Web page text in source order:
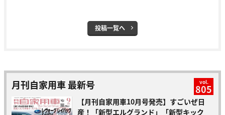
投稿一覧へ
月刊自家用車 最新号 vol.
805
【月刊自家用車10月号発売】すごいぜ日
産！「新型エルグランド」「新型キック